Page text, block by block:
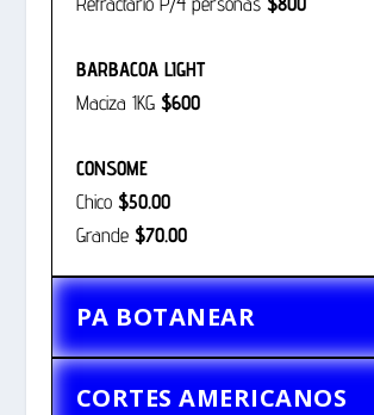
BARBACOA LIGHT
Maciza 1KG $600
CONSOME
Chico$50.00
Grande $70.00
PA BOTANEAR
CORTES AMERICANOS